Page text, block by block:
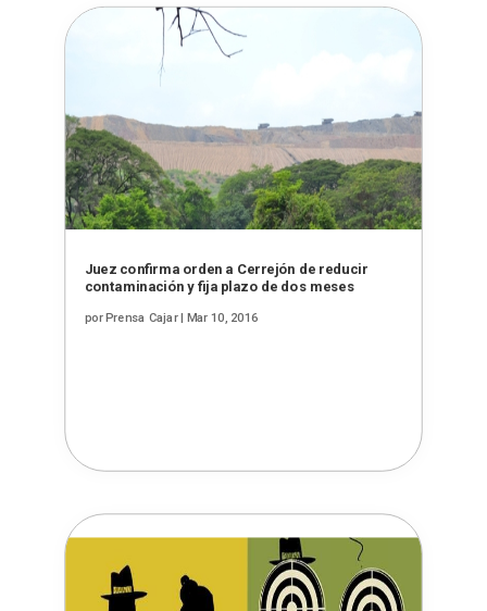
Juez confirma orden a Cerrejón de reducir
contaminación y fija plazo de dos meses
porPrensa Cajar| Mar 10, 2016